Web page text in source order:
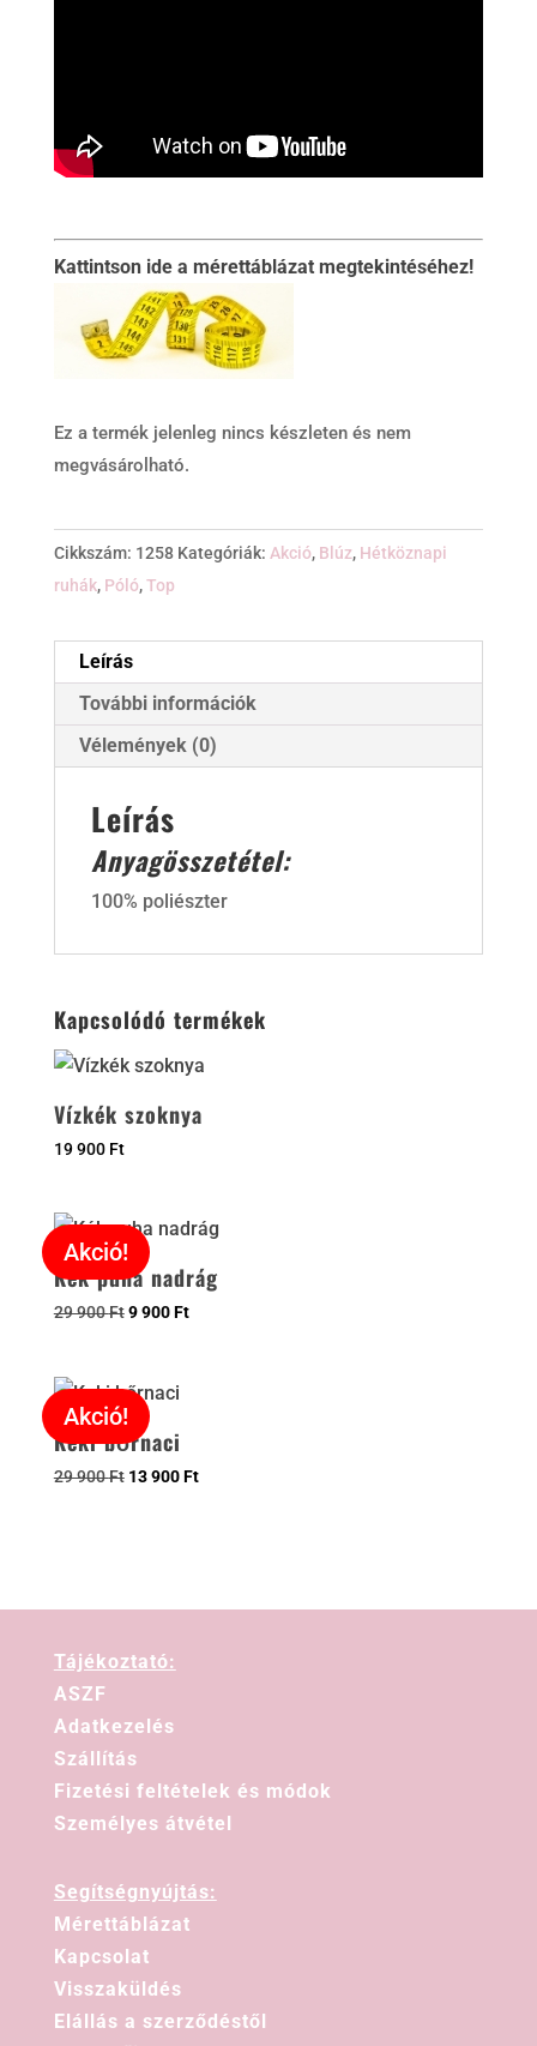
Kattintson ide a mérettáblázat megtekintéséhez!
Ez a termék jelenleg nincs készleten és nem
megvásárolható.
Cikkszám: 1258 Kategóriák: Akció, Blúz, Hétköznapi
ruhák, Póló,Top
Leírás
További információk
Vélemények (0)
Leírás
Anyagösszetétel:
100% poliészter
Kapcsolódó termékek
Vízkék szoknya
19 900 Ft
Akció!
Kék puha nadrág
29 900Ft 9 900Ft
Akció!
Keki bőrnaci
29 900Ft 13 900Ft
Tájékoztató:
ASZF
Adatkezelés
Szállítás
Fizetési feltételek és módok
Személyes átvétel
Segítségnyújtás:
Mérettáblázat
Kapcsolat
Visszaküldés
Elállás a szerződéstől